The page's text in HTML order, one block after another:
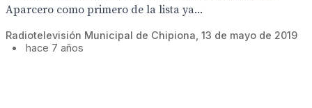
Aparcero como primero de la lista ya...
Radiotelevisión Municipal de Chipiona, 13 de mayo de 2019
•
hace 7 años